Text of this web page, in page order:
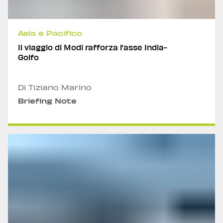
Asia e Pacifico
Il viaggio di Modi rafforza l’asse India-
Golfo
Di Tiziano Marino
Briefing Note